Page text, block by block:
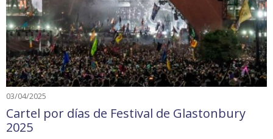
03/04/2025
Cartel por días de Festival de Glastonbury
2025